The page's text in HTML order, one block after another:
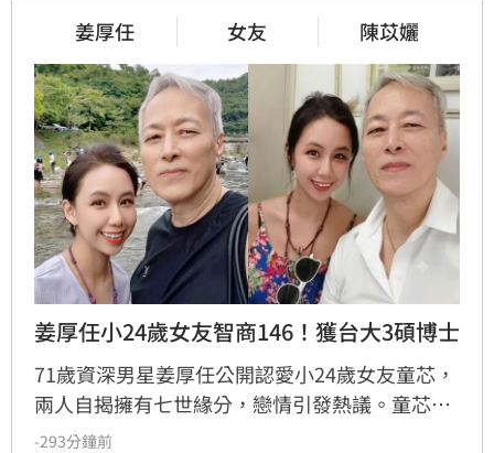
姜厚任 女友 陳苡孋
姜厚任小24歲女友智商146！獲台大3碩博士
71歲資深男星姜厚任公開認愛小24歲女友童芯，
兩人自揭擁有七世緣分，戀情引發熱議。童芯被
譽為全方位學霸，擁有146高智商，不僅取得台
-293分鐘前